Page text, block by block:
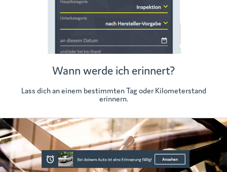
Wann werde ich erinnert?
Lass dich an einem bestimmten Tag oder Kilometerstand
erinnern.